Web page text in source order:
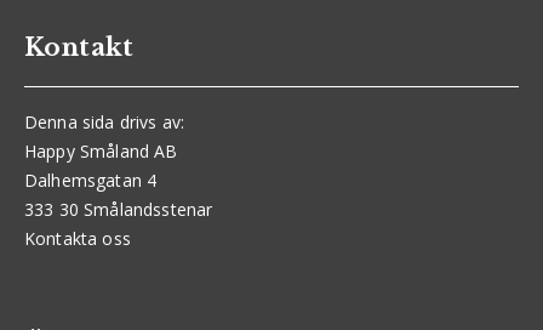
Kontakt
Denna sida drivs av:
Happy Småland AB
Dalhemsgatan 4
333 30 Smålandsstenar
Kontakta oss